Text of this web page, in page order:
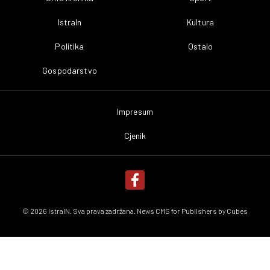
IstraIn
Politika
Gospodarstvo
Kultura
Ostalo
Impresum
Cjenik
© 2026 IstraIN. Sva prava zadržana. News CMS for Publishers by Cubes